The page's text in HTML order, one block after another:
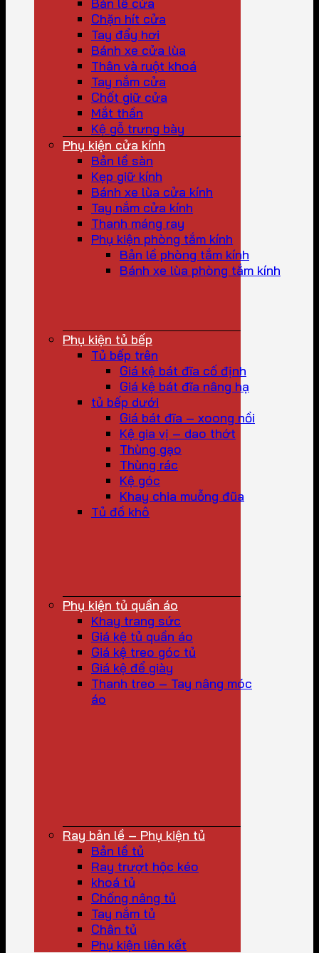
Chặn hít cửa
Tay đẩy hơi
Bánh xe cửa lùa
Thân và ruột khoá
Tay nắm cửa
Chốt giữ cửa
Mắt thần
Kệ gỗ trưng bày
Phụ kiện cửa kính
Bản lề sàn
Kẹp giữ kính
Bánh xe lùa cửa kính
Tay nắm cửa kính
Thanh máng ray
Phụ kiện phòng tắm kính
Bản lề phòng tắm kính
Bánh xe lùa phòng tắm kính
Phụ kiện tủ bếp
Tủ bếp trên
Giá kệ bát đĩa cố định
Giá kệ bát đĩa nâng hạ
tủ bếp dưới
Giá bát đĩa – xoong nồi
Kệ gia vị – dao thớt
Thùng gạo
Thùng rác
Kệ góc
Khay chia muỗng đũa
Tủ đồ khô
Phụ kiện tủ quần áo
Khay trang sức
Giá kệ tủ quần áo
Giá kệ treo góc tủ
Giá kệ để giày
Thanh treo – Tay nâng móc
áo
Ray bản lề – Phụ kiện tủ
Bản lề tủ
Ray trượt hộc kéo
khoá tủ
Chống nâng tủ
Tay nắm tủ
Chân tủ
Phụ kiện liên kết